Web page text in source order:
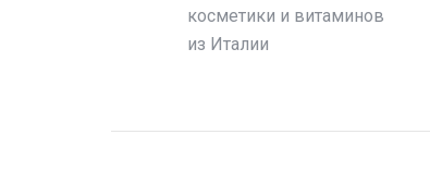
косметики и витаминов
из Италии